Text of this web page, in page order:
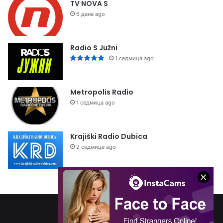
TV NOVA S
6 дана ago
Radio S Južni
1 седмица ago
Metropolis Radio
1 седмица ago
Krajiški Radio Dubica
2 седмице ago